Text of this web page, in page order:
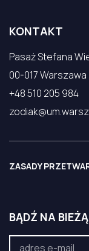
BĄDŹ NA
KONTAKT
Pasaż Stefana
00-017 Warszawa
+48 510 205 984
ZASADY